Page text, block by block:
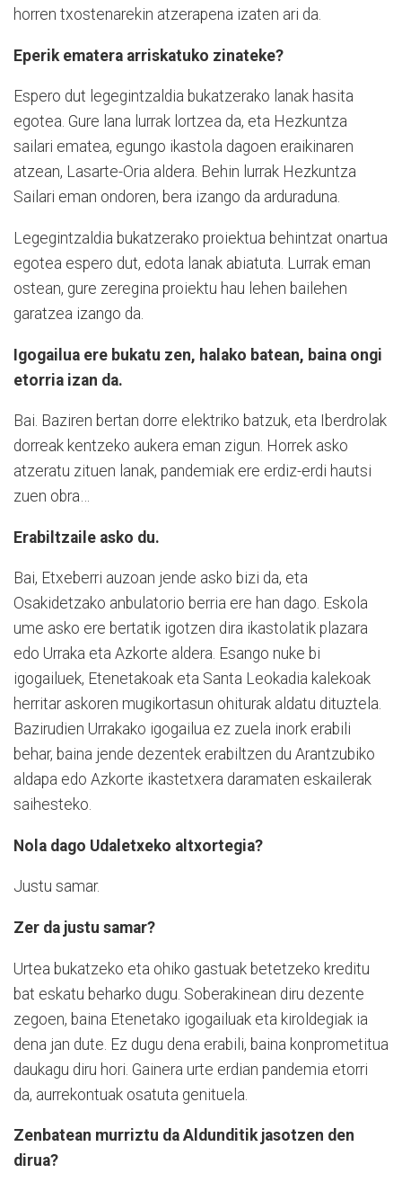
horren txostenarekin atzerapena izaten ari da.
Eperik ematera arriskatuko zinateke?
Espero dut legegintzaldia bukatzerako lanak hasita
egotea. Gure lana lurrak lortzea da, eta Hezkuntza
sailari ematea, egungo ikastola dagoen eraikinaren
atzean, Lasarte-Oria aldera. Behin lurrak Hezkuntza
Sailari eman ondoren, bera izango da arduraduna.
Legegintzaldia bukatzerako proiektua behintzat onartua
egotea espero dut, edota lanak abiatuta. Lurrak eman
ostean, gure zeregina proiektu hau lehen bailehen
garatzea izango da.
Igogailua ere bukatu zen, halako batean, baina ongi
etorria izan da.
Bai. Baziren bertan dorre elektriko batzuk, eta Iberdrolak
dorreak kentzeko aukera eman zigun. Horrek asko
atzeratu zituen lanak, pandemiak ere erdiz-erdi hautsi
zuen obra…
Erabiltzaile asko du.
Bai, Etxeberri auzoan jende asko bizi da, eta
Osakidetzako anbulatorio berria ere han dago. Eskola
ume asko ere bertatik igotzen dira ikastolatik plazara
edo Urraka eta Azkorte aldera. Esango nuke bi
igogailuek, Etenetakoak eta Santa Leokadia kalekoak
herritar askoren mugikortasun ohiturak aldatu dituztela.
Bazirudien Urrakako igogailua ez zuela inork erabili
behar, baina jende dezentek erabiltzen du Arantzubiko
aldapa edo Azkorte ikastetxera daramaten eskailerak
saihesteko.
Nola dago Udaletxeko altxortegia?
Justu samar.
Zer da justu samar?
Urtea bukatzeko eta ohiko gastuak betetzeko kreditu
bat eskatu beharko dugu. Soberakinean diru dezente
zegoen, baina Etenetako igogailuak eta kiroldegiak ia
dena jan dute. Ez dugu dena erabili, baina konprometitua
daukagu diru hori. Gainera urte erdian pandemia etorri
da, aurrekontuak osatuta genituela.
Zenbatean murriztu da Aldunditik jasotzen den
dirua?